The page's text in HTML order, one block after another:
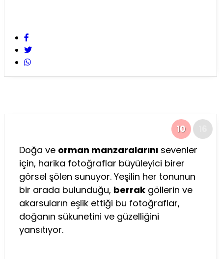
10
Doğa ve orman manzaralarını sevenler
için, harika fotoğraflar büyüleyici birer
görsel şölen sunuyor. Yeşilin her tonunun
bir arada bulunduğu, berrak göllerin ve
akarsuların eşlik ettiği bu fotoğraflar,
doğanın sükunetini ve güzelliğini
yansıtıyor.